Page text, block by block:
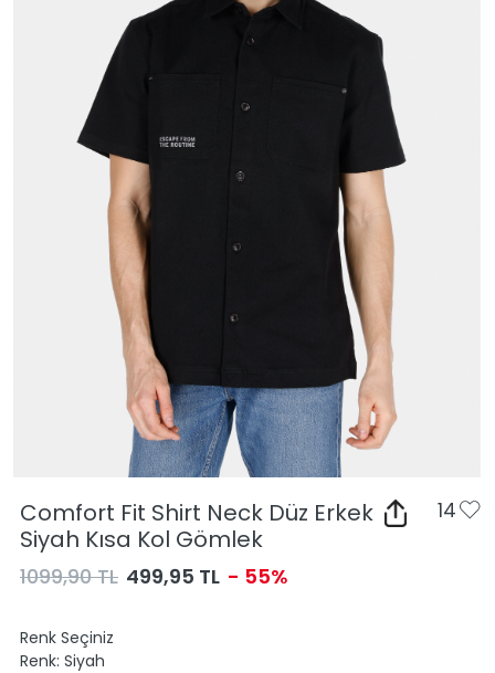
Comfort Fit Shirt Neck Düz Erkek
Siyah Kısa Kol Gömlek
14
1099,90 TL 499,95 TL - 55%
Renk Seçiniz
Renk: Siyah